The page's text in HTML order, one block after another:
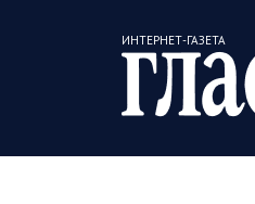
ИНТЕРНЕТ-ГАЗЕТА